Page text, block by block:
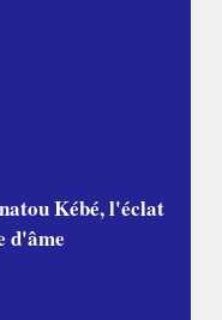
Kébé, l'éclat
d'âme